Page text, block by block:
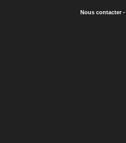
Nous contacter-